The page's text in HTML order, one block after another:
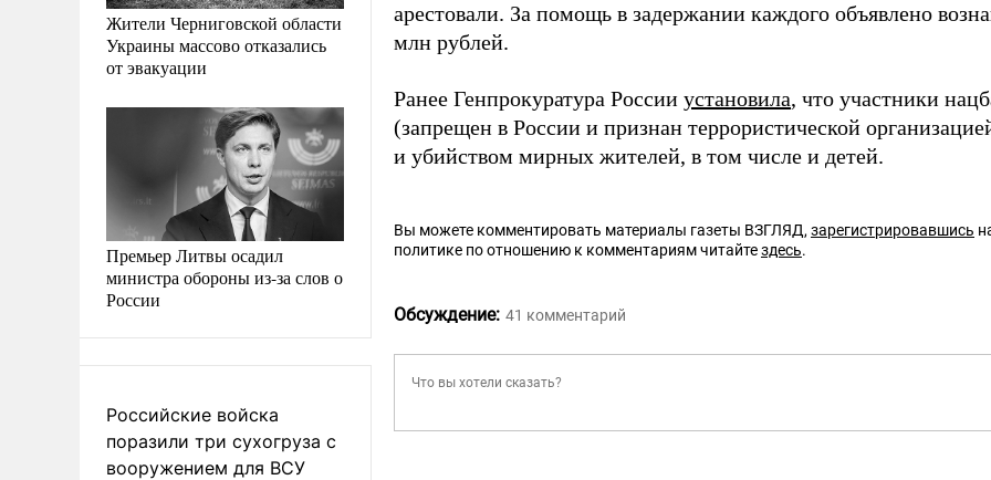
Жители Черниговской области
Украины массово отказались
от эвакуации
Премьер Литвы осадил
министра обороны из-за слов о
России
Российские войска
поразили три сухогруза с
вооружением для ВСУ
арестовали. За помощь в задержании каждого объявлено
млн рублей.
Ранее Генпрокуратура России установила, что участники
(запрещен в России и признан террористической
и убийством мирных жителей, в том числе и детей.
Вы можете комментировать материалы газеты ВЗГЛЯД, зарегистрировавшись
политике по отношению к комментариям читайтездесь.
Обсуждение: 41 комментарий